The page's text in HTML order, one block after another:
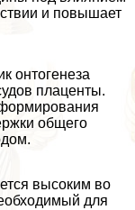
и повышает
онтогенеза
плаценты.
общего
высоким во
для